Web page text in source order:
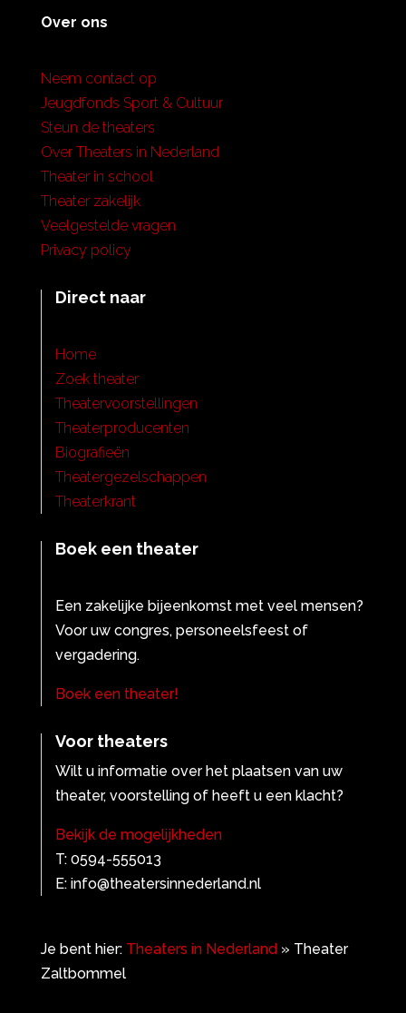
Over ons
Neem contact op
Jeugdfonds Sport & Cultuur
Steun de theaters
Over Theaters in Nederland
Theater in school
Theater zakelijk
Veelgestelde vragen
Privacy policy
Direct naar
Home
Zoek theater
Theatervoorstellingen
Theaterproducenten
Biografieën
Theatergezelschappen
Theaterkrant
Boek een theater
Een zakelijke bijeenkomst met veel mensen?
Voor uw congres, personeelsfeest of
vergadering.
Boek een theater!
Voor theaters
Wilt u informatie over het plaatsen van uw
theater, voorstelling of heeft u een klacht?
Bekijk de mogelijkheden
T: 0594-555013
E: info@theatersinnederland.nl
Je bent hier: Theaters in Nederland » Theater
Zaltbommel